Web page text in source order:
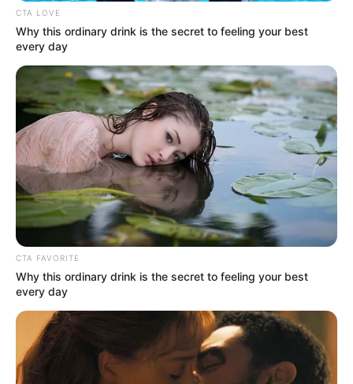
ώρα από Χαλκίδα – Υπερβολή ή όχι;
Θλίψη στην Εύβοια για γυναίκα
Ακολουθήστε το evianews.com στοGoogle
News
ΤΑ ΠΙΟ ΔΗΜΟΦΙΛΗ
CTA LOVE
Why this ordinary drink is the secret to feeling your best
every day
CTA FAVORITE
Why this ordinary drink is the secret to feeling your best
every day